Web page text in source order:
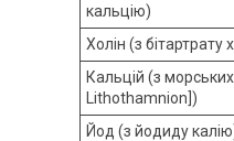
кальцію)
Холін (з бітартрату
Кальцій (з
Lithothamnion])
Йод (з йодиду